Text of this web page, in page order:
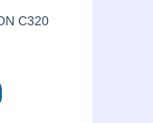
C320